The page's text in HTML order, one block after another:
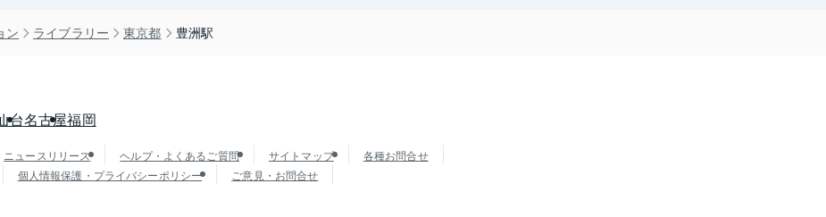
ン ライブラリー 東京都 豊洲駅
台名古屋福岡
ニュースリリース ヘルプ・よくあるご質問 サイトマップ
各種お問合せ
個人情報保護・プライバシーポリシー ご意見・お問合せ